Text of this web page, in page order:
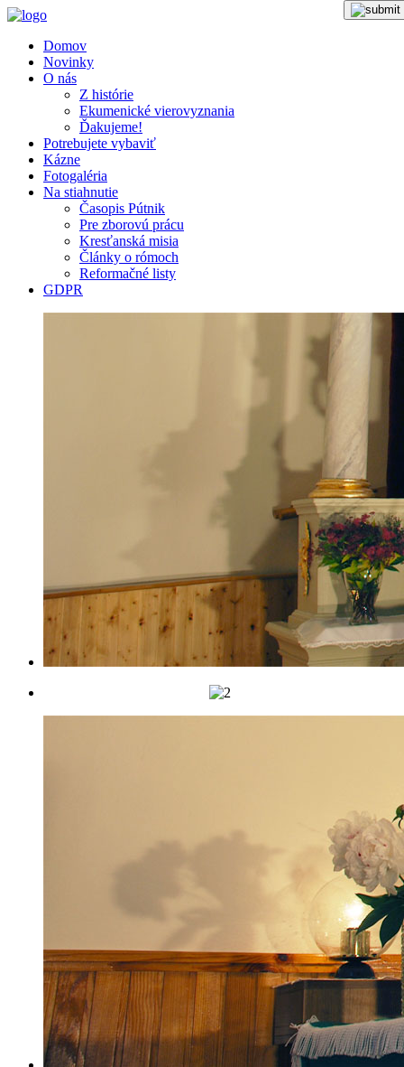
Domov
Novinky
O nás
Z histórie
Ekumenické vierovyznania
Ďakujeme!
Potrebujete vybaviť
Kázne
Fotogaléria
Na stiahnutie
Časopis Pútnik
Pre zborovú prácu
Kresťanská misia
Články o rómoch
Reformačné listy
GDPR